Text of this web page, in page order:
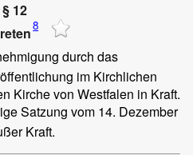
§ 12
8
durch das
im Kirchlichen
Kirche von Westfalen in Kraft.
Satzung vom 14. Dezember
Kraft.